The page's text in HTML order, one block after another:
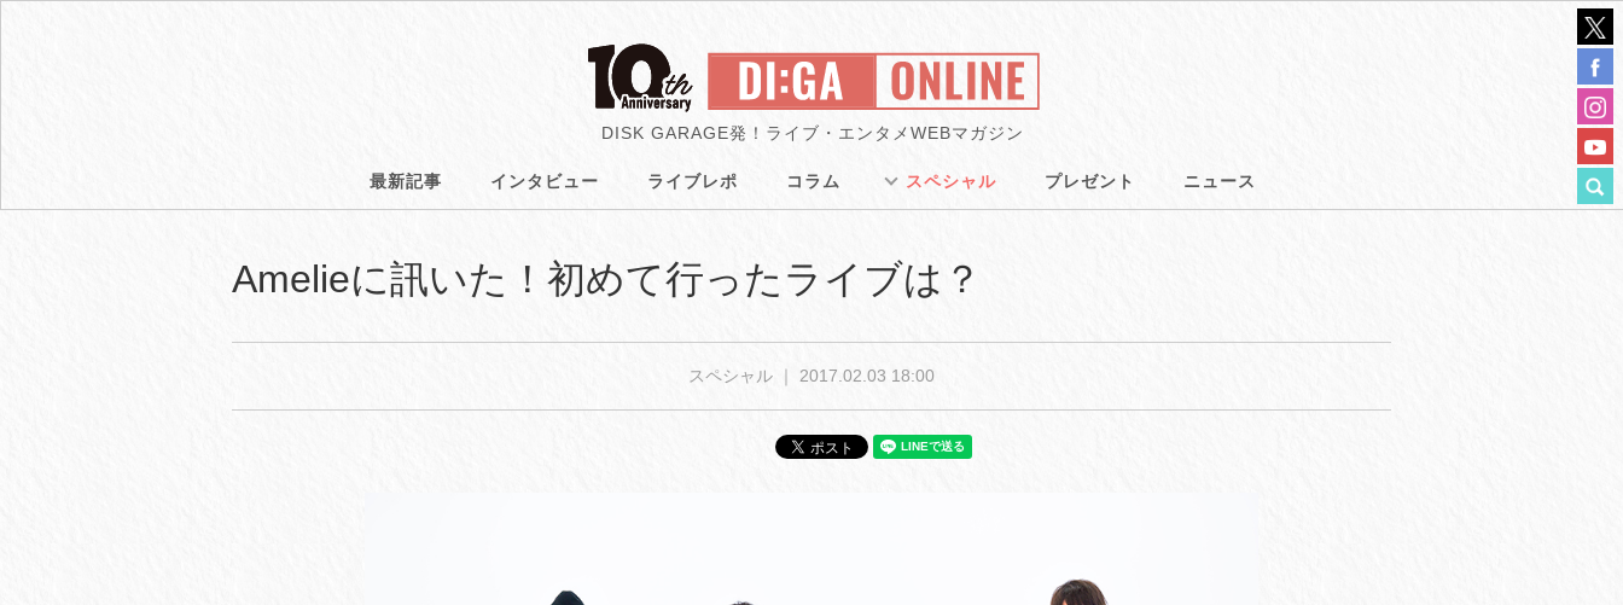
DISK GARAGE発！ライブ・エンタメWEBマガジン
最新記事 インタビュー ライブレポ コラム スペシャル プレゼント ニュース
Amelieに訊いた！初めて行ったライブは？
スペシャル ｜ 2017.02.03 18:00